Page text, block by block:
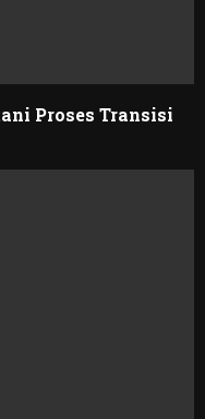
Proses Transisi